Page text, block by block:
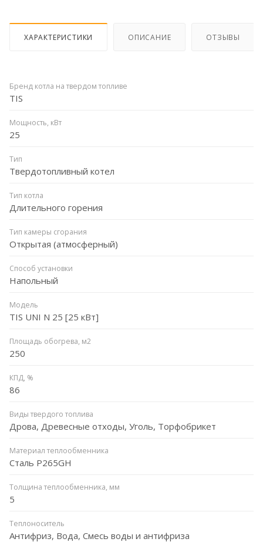
ХАРАКТЕРИСТИКИ ОПИСАНИЕ ОТЗЫВЫ
Бренд котла на твердом топливе
TIS
Мощность, кВт
25
Тип
Твердотопливный котел
Тип котла
Длительного горения
Тип камеры сгорания
Открытая (атмосферный)
Способ установки
Напольный
Модель
TIS UNI N 25 [25 кВт]
Площадь обогрева, м2
250
КПД, %
86
Виды твердого топлива
Дрова, Древесные отходы, Уголь, Торфобрикет
Материал теплообменника
Сталь P265GH
Толщина теплообменника, мм
5
Теплоноситель
Антифриз, Вода, Смесь воды и антифриза